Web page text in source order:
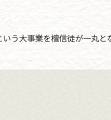
う大事業を檀信徒が一丸